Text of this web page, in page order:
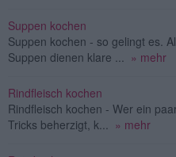
Suppen kochen
Suppen kochen - so gelingt es.
Suppen dienen klare ...
» mehr
Rindfleisch kochen
Rindfleisch kochen - Wer ein
Tricks beherzigt, k...
» mehr